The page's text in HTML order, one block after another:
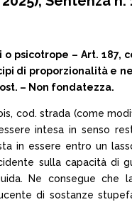
psicotrope – Art. 187,
di proporzionalità e
– Non fondatezza.
cod. strada (come
intesa in senso
in essere entro un
sulla capacità di
Ne consegue che
di sostanze